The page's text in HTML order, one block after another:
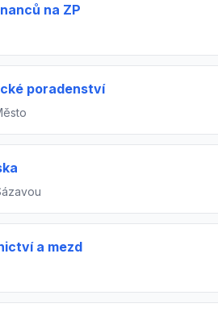
na ZP
poradenství
a mezd